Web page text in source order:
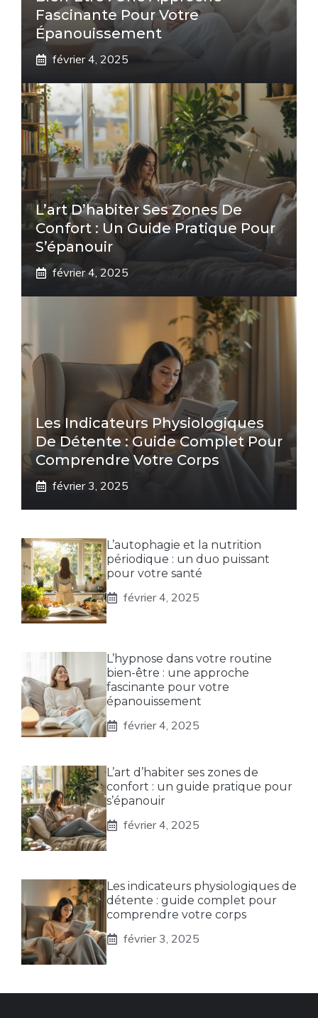
Fascinante Pour Votre
Épanouissement
février 4, 2025
L’art D’habiter Ses Zones De
Confort : Un Guide Pratique Pour
S’épanouir
février 4, 2025
Les Indicateurs Physiologiques
De Détente : Guide Complet Pour
Comprendre Votre Corps
février 3, 2025
L’autophagie et la nutrition
périodique : un duo puissant
pour votre santé
février 4, 2025
L’hypnose dans votre routine
bien-être : une approche
fascinante pour votre
épanouissement
février 4, 2025
L’art d’habiter ses zones de
confort : un guide pratique pour
s’épanouir
février 4, 2025
Les indicateurs physiologiques de
détente : guide complet pour
comprendre votre corps
février 3, 2025